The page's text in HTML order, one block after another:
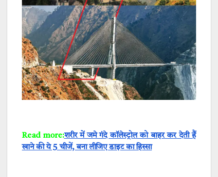
Read more:शरीर में जमे गंदे कॉलेस्ट्रोल को बाहर कर देती हैं
खाने की ये 5 चीजें, बना लीजिए डाइट का हिस्सा